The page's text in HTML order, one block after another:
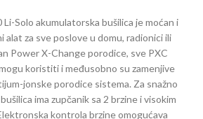
Solo akumulatorska bušilica je moćan i
alat za sve poslove u domu, radionici ili
Power X-Change porodice, sve PXC
koristiti i međusobno su zamenjive
jonske porodice sistema. Za snažno
ima zupčanik sa 2 brzine i visokim
kontrola brzine omogućava